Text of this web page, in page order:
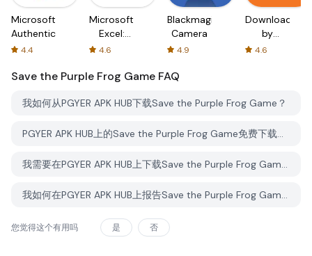
Microsoft
Authenticator
4.4
Microsoft
Excel:
Spreadsheets
4.6
Blackmagic
Camera
4.9
Downloader
by
AFTVnews
4.6
Save the Purple Frog Game FAQ
我如何从PGYER APK HUB下载Save the Purple Frog Game？
PGYER APK HUB上的Save the Purple Frog Game免费下载吗？
我需要在PGYER APK HUB上下载Save the Purple Frog Game时需要账户吗？
我如何在PGYER APK HUB上报告Save the Purple Frog Game的问题？
您觉得这个有用吗 是 否